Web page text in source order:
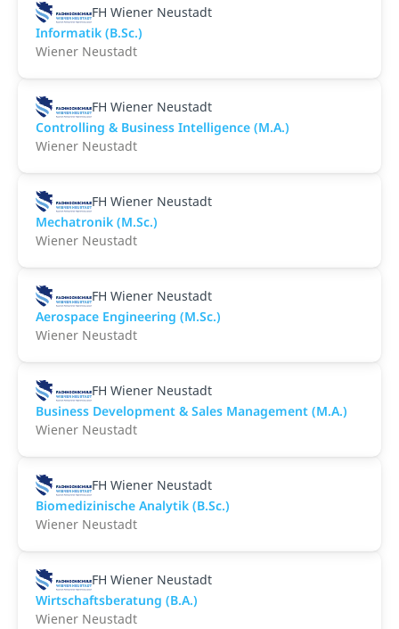
FH Wiener Neustadt
Informatik (B.Sc.)
Wiener Neustadt
FH Wiener Neustadt
Controlling & Business Intelligence (M.A.)
Wiener Neustadt
FH Wiener Neustadt
Mechatronik (M.Sc.)
Wiener Neustadt
FH Wiener Neustadt
Aerospace Engineering (M.Sc.)
Wiener Neustadt
FH Wiener Neustadt
Business Development & Sales Management (M.A.)
Wiener Neustadt
FH Wiener Neustadt
Biomedizinische Analytik (B.Sc.)
Wiener Neustadt
FH Wiener Neustadt
Wirtschaftsberatung (B.A.)
Wiener Neustadt